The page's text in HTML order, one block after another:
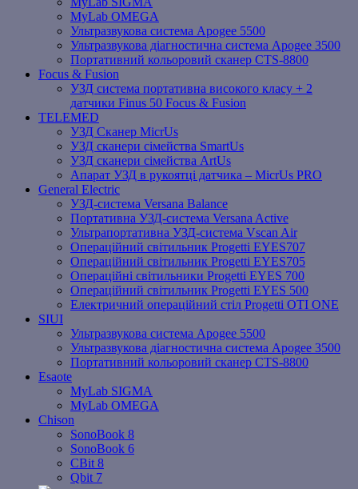
MyLab OMEGA
Ультразвукова система Apogee 5500
Ультразвукова діагностична система Apogee 3500
Портативний кольоровий сканер CTS-8800
Focus & Fusion
УЗД система портативна високого класу + 2
датчики Finus 50 Focus & Fusion
TELEMED
УЗД Сканер MicrUs
УЗД сканери сімейства SmartUs
УЗД сканери сімейства ArtUs
Апарат УЗД в рукоятці датчика – MicrUs PRO
General Electric
УЗД-система Versana Balance
Портативна УЗД-система Versana Active
Ультрапортативна УЗД-система Vscan Air
Операційний світильник Progetti EYES707
Операційний світильник Progetti EYES705
Операційні світильники Progetti EYES 700
Операційний світильник Progetti EYES 500
Електричний операційний стіл Progetti OTI ONE
SIUI
Ультразвукова система Apogee 5500
Ультразвукова діагностична система Apogee 3500
Портативний кольоровий сканер CTS-8800
Esaote
MyLab SIGMA
MyLab OMEGA
Chison
SonoBook 8
SonoBook 6
СBit 8
Qbit 7